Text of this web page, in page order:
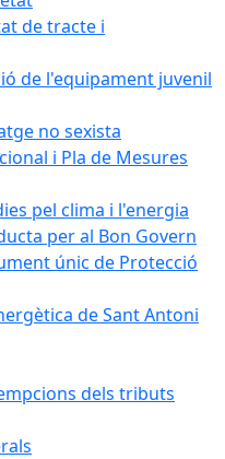
de tracte i
de l'equipament juvenil
no sexista
i Pla de Mesures
pel clima i l'energia
per al Bon Govern
únic de Protecció
de Sant Antoni
dels tributs